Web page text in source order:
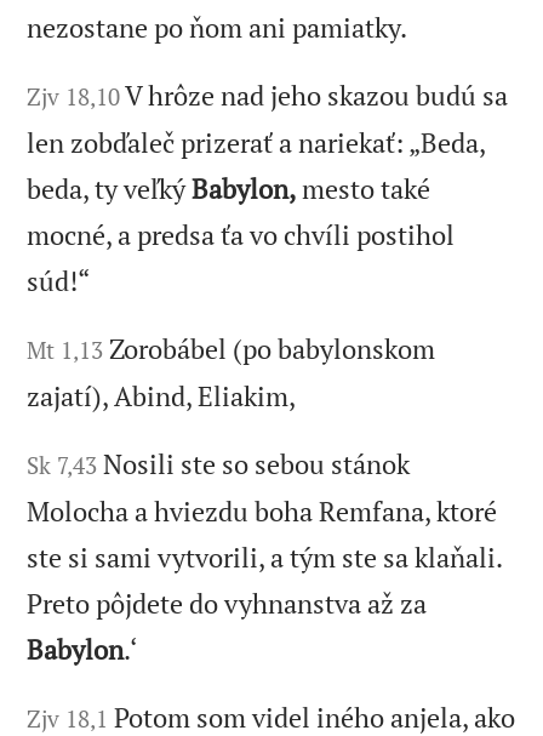
nezostane po ňom ani pamiatky.
Zjv 18,10V hrôze nad jeho skazou budú sa
len zobďaleč prizerať a nariekať: „Beda,
beda, ty veľkýBabylon,mesto také
mocné, a predsa ťa vo chvíli postihol
súd!“
Mt 1,13 Zorobábel (po babylonskom
zajatí), Abind, Eliakim,
Sk 7,43 Nosili ste so sebou stánok
Molocha a hviezdu boha Remfana, ktoré
ste si sami vytvorili, a tým ste sa klaňali.
Preto pôjdete do vyhnanstva až za
Babylon.‘
Zjv 18,1 Potom som videl iného anjela, ako